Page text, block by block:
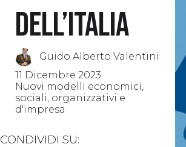
dell’Italia
Guido Alberto Valentini
11 Dicembre 2023
Nuovi modelli economici,
sociali, organizzativi e
d'impresa
CONDIVIDI SU: